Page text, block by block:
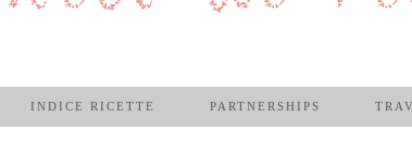
INDICE RICETTE PARTNERSHIPS